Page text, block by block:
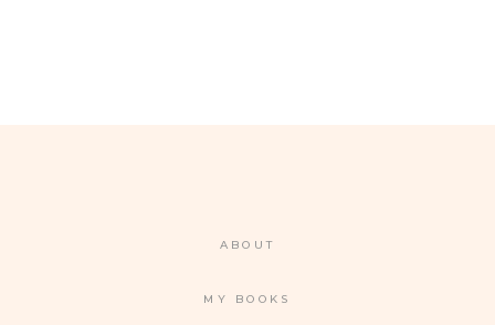
ABOUT
MY BOOKS